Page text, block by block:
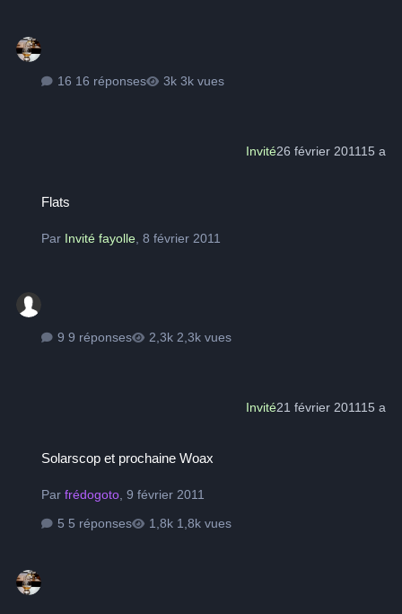
16 réponses 3k vues
Invité26 février 201115 a
Flats
Par Invité fayolle,8 février 2011
9 réponses 2,3k vues
Invité21 février 201115 a
Solarscop et prochaine Woax
Parfrédogoto ,9 février 2011
5 réponses
1,8k vues